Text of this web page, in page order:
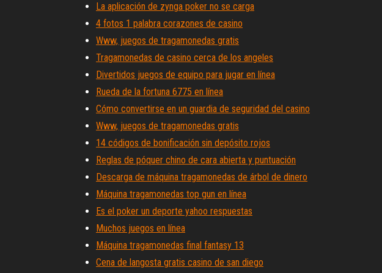
La aplicación de zynga poker no se carga
4 fotos 1 palabra corazones de casino
Www, juegos de tragamonedas gratis
Tragamonedas de casino cerca de los angeles
Divertidos juegos de equipo para jugar en línea
Rueda de la fortuna 6775 en línea
Cómo convertirse en un guardia de seguridad del casino
Www, juegos de tragamonedas gratis
14 códigos de bonificación sin depósito rojos
Reglas de póquer chino de cara abierta y puntuación
Descarga de máquina tragamonedas de árbol de dinero
Máquina tragamonedas top gun en línea
Es el poker un deporte yahoo respuestas
Muchos juegos en línea
Máquina tragamonedas final fantasy 13
Cena de langosta gratis casino de san diego